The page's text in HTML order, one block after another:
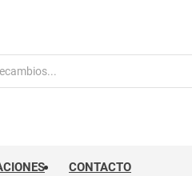
CONTACTO